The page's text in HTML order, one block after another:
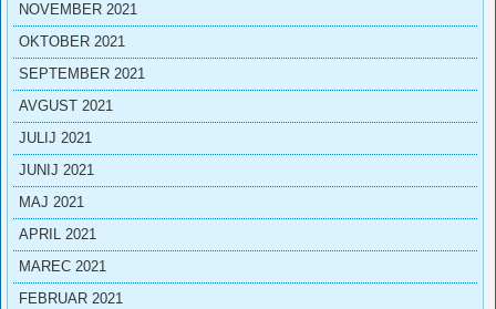
NOVEMBER 2021
OKTOBER 2021
SEPTEMBER 2021
AVGUST 2021
JULIJ 2021
JUNIJ 2021
MAJ 2021
APRIL 2021
MAREC 2021
FEBRUAR 2021